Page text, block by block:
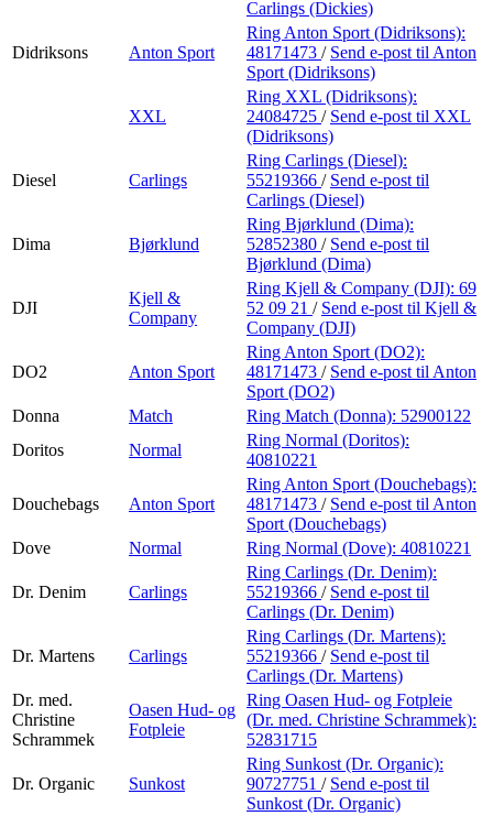
Carlings (Dickies)
Didriksons Anton Sport
Ring Anton Sport (Didriksons):
48171473 / Send e-post til Anton
Sport (Didriksons)
XXL
Ring XXL (Didriksons):
24084725 / Send e-post til XXL
(Didriksons)
Diesel Carlings
Ring Carlings (Diesel):
55219366 / Send e-post til
Carlings (Diesel)
Dima Bjørklund
Ring Bjørklund (Dima):
52852380 / Send e-post til
Bjørklund (Dima)
DJI
Kjell &
Company
Ring Kjell & Company (DJI): 69
52 09 21 / Send e-post til Kjell &
Company (DJI)
DO2 Anton Sport
Ring Anton Sport (DO2):
48171473 / Send e-post til Anton
Sport (DO2)
Donna
Match Ring Match (Donna): 52900122
Doritos
Normal
Ring Normal (Doritos):
40810221
Douchebags Anton Sport
Ring Anton Sport (Douchebags):
48171473 / Send e-post til Anton
Sport (Douchebags)
Dove
Normal Ring Normal (Dove): 40810221
Dr. Denim Carlings
Ring Carlings (Dr. Denim):
55219366 / Send e-post til
Carlings (Dr. Denim)
Dr. Martens Carlings
Ring Carlings (Dr. Martens):
55219366 / Send e-post til
Carlings (Dr. Martens)
Dr. med.
Christine
Schrammek
Oasen Hud- og
Fotpleie
Ring Oasen Hud- og Fotpleie
(Dr. med. Christine Schrammek):
52831715
Dr. Organic Sunkost
Ring Sunkost (Dr. Organic):
90727751 / Send e-post til
Sunkost (Dr. Organic)